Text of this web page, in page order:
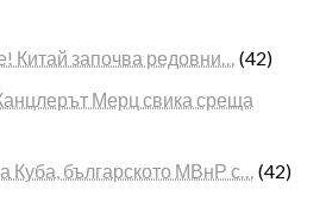
Китай започва редовни… (42)
Мерц свика среща
Куба, българското МВнР с… (42)